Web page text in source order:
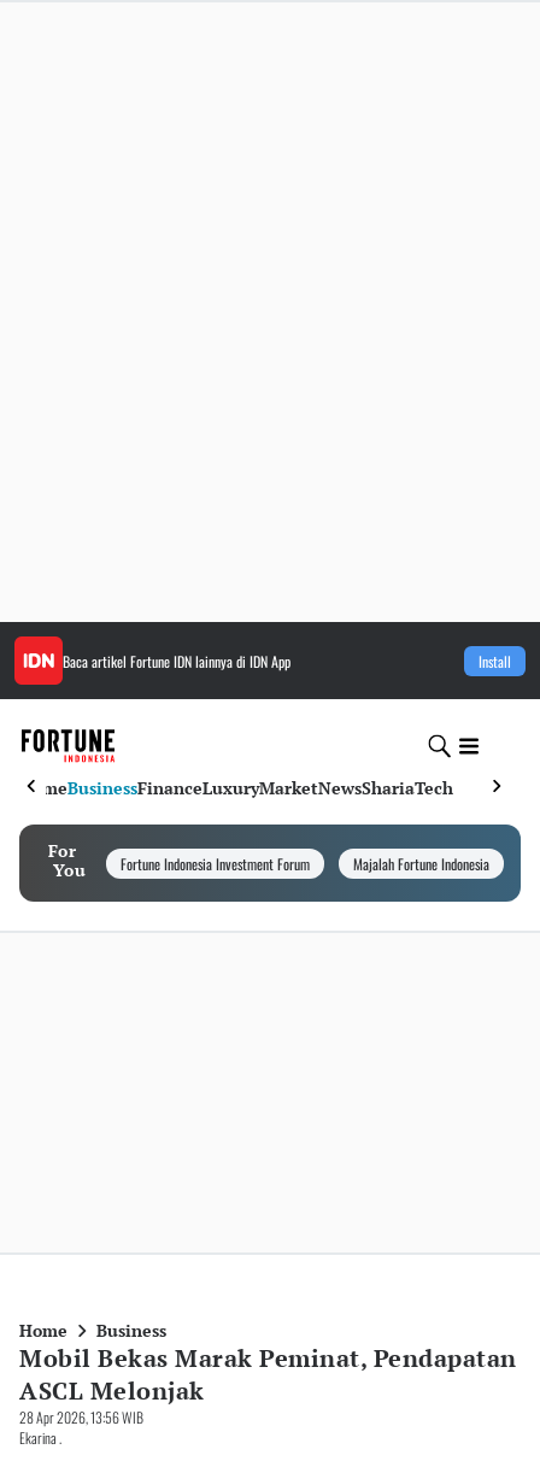
Baca artikel Fortune IDNlainnya di IDN App Install
HomeBusinessFinanceLuxuryMarketNewsShariaTech
For
You
Fortune Indonesia Investment Forum Majalah Fortune Indonesia
Home Business
Mobil Bekas Marak Peminat, Pendapatan
ASCL Melonjak
28 Apr 2026, 13:56 WIB
Ekarina .